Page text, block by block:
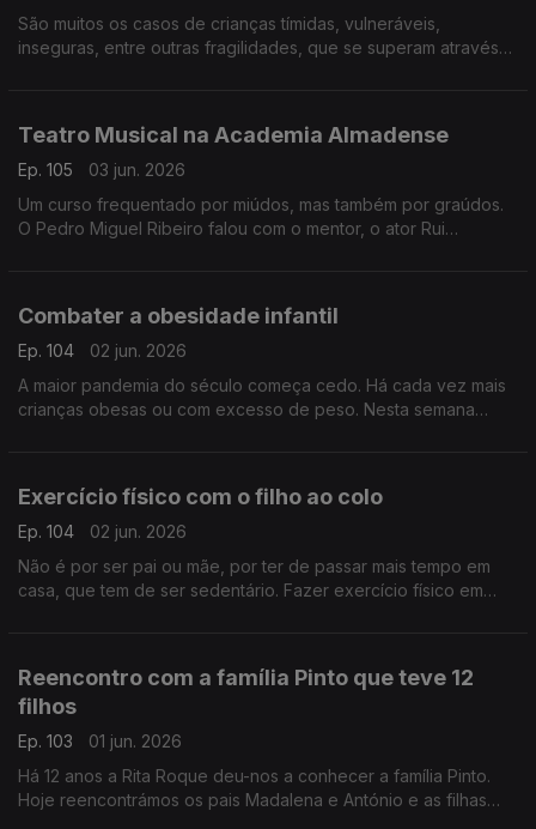
São muitos os casos de crianças tímidas, vulneráveis,
inseguras, entre outras fragilidades, que se superam através
Teatro Musical na Academia Almadense
Ep. 105
03 jun. 2026
Um curso frequentado por miúdos, mas também por graúdos.
O Pedro Miguel Ribeiro falou com o mentor, o ator Rui
Combater a obesidade infantil
Ep. 104
02 jun. 2026
A maior pandemia do século começa cedo. Há cada vez mais
crianças obesas ou com excesso de peso. Nesta semana
Exercício físico com o filho ao colo
Ep. 104
02 jun. 2026
Não é por ser pai ou mãe, por ter de passar mais tempo em
casa, que tem de ser sedentário. Fazer exercício físico em
Reencontro com a família Pinto que teve 12
filhos
Ep. 103
01 jun. 2026
Há 12 anos a Rita Roque deu-nos a conhecer a família Pinto.
Hoje reencontrámos os pais Madalena e António e as filhas